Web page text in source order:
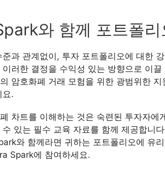
와 함께 포트폴
준과 관계없이, 투자 포트폴리오에 대한
이러한 결정을 수익성 있는 방향으로 이
암호화폐 거래 모험을 위한 광범위한
요.
차트를 이해하는 것은 숙련된 투자자
수 있는 필수 교육 자료를 함께 제공합니
와 함께라면 귀하는 포트폴리오에 유
Spark에 참여하세요.